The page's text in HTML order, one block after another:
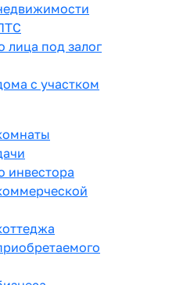
лица под залог
с участком
инвестора